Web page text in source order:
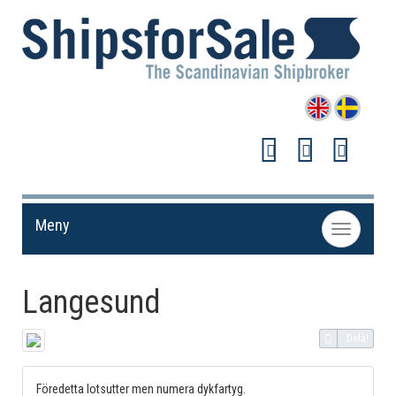
Toggle
navigation
Meny
Langesund
Dela!
Föredetta lotsutter men numera dykfartyg.